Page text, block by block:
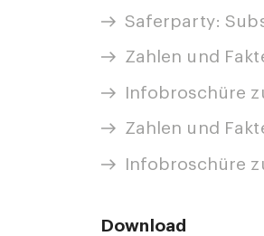
Saferparty:
Zahlen und
Infobroschüre
Zahlen und
Infobroschüre
Download